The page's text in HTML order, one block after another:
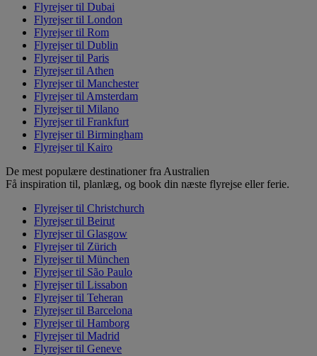
Flyrejser til Dubai
Flyrejser til London
Flyrejser til Rom
Flyrejser til Dublin
Flyrejser til Paris
Flyrejser til Athen
Flyrejser til Manchester
Flyrejser til Amsterdam
Flyrejser til Milano
Flyrejser til Frankfurt
Flyrejser til Birmingham
Flyrejser til Kairo
De mest populære destinationer fra Australien
Få inspiration til, planlæg, og book din næste flyrejse eller ferie.
Flyrejser til Christchurch
Flyrejser til Beirut
Flyrejser til Glasgow
Flyrejser til Zürich
Flyrejser til München
Flyrejser til São Paulo
Flyrejser til Lissabon
Flyrejser til Teheran
Flyrejser til Barcelona
Flyrejser til Hamborg
Flyrejser til Madrid
Flyrejser til Geneve